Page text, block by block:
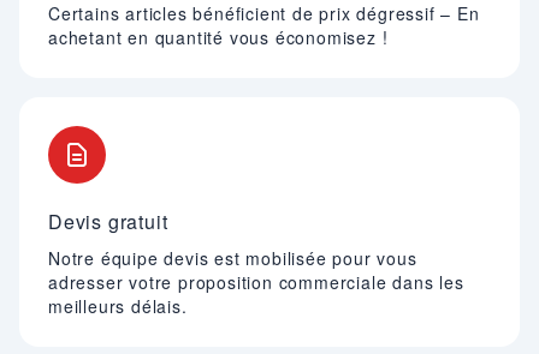
Certains articles bénéficient de prix dégressif – En
achetant en quantité vous économisez !
Devis gratuit
Notre équipe devis est mobilisée pour vous
adresser votre proposition commerciale dans les
meilleurs délais.